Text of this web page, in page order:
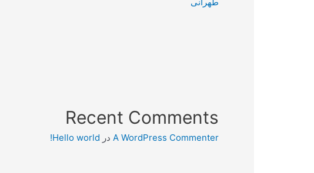
Recent Comments
A WordPress Commenter در Hello world!